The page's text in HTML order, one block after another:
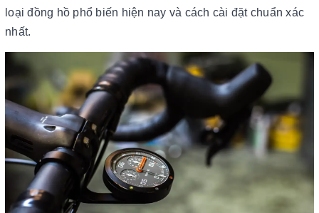
loại đồng hồ phổ biến hiện nay và cách cài đặt chuẩn xác
nhất.